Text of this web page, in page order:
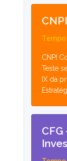
CNPI
Teste
IX da